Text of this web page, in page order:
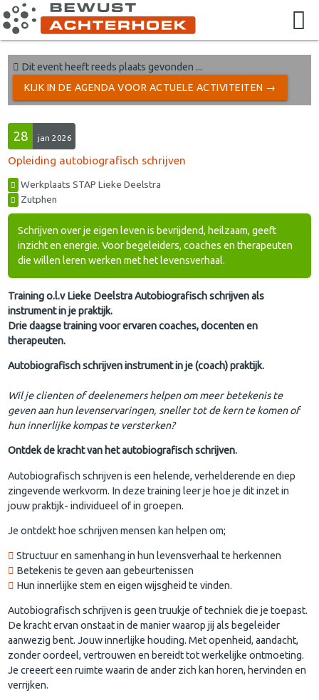
Dit event heeft reeds plaats gevonden ...
KIJK IN DE AGENDA VOOR ACTUELE ACTIVITEITEN →
28 jan 2026
Opleiding autobiografisch schrijven
Werkplaats STAP Lieke Deelstra
Zutphen
Schrijven over je eigen leven is bevrijdend, heilzaam, geeft
inzicht en energie. Voor begeleiders, coaches en therapeuten
die willen leren werken met het levensverhaal.
Training o.l.v Lieke Deelstra Autobiografisch schrijven als
instrument in je praktijk.
Drie daagse training voor ervaren coaches, docenten en
therapeuten.
Autobiografisch schrijven instrument in je (coach) praktijk.
Wil je clienten of deelenemers helpen om meer betekenis te
geven aan hun levenservaringen, sneller tot de kern te komen of
hun innerlijke kompas te versterken?
Ontdek de kracht van het autobiografisch schrijven.
Autobiografisch schrijven is een helende, verhelderende en diep
zingevende werkvorm. In deze training leer je hoe je dit inzet in
jouw praktijk- individueel of in groepen.
Je ontdekt hoe schrijven mensen kan helpen om;
Structuur en samenhang in hun levensverhaal te herkennen
Betekenis te geven aan gebeurtenissen
Hun innerlijke stem en eigen wijsgheid te vinden.
Autobiografisch schrijven is geen truukje of techniek die je toepast.
De kracht ervan onstaat in de manier waarop jij als begeleider
aanwezig bent. Jouw innerlijke houding. Met openheid, aandacht,
zonder oordeel, vertrouwen en bereidt tot werkelijke ontmoeting.
Je creeert een ruimte waarin de ander zich kan horen, hervinden en
verrijken.